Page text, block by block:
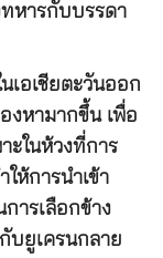
ทหารกับบรรดา
เอเชียตะวันออก
งหามากขึ้น เพื่อ
ะในห้วงที่การ
ห้การนำเข้า
ารเลือกข้าง
บยูเครนกลาย